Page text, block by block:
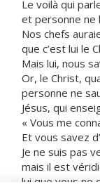
Le voilà qui
et personne ne
Nos chefs
que c’est lui le
Mais lui, nous
Or, le Christ,
personne ne
Jésus, qui
« Vous me
Et vous savez
Je ne suis pas
mais il est
lui que vous ne